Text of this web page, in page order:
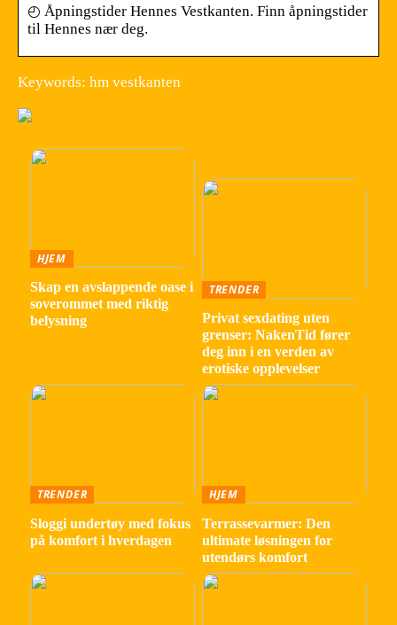
◴ Åpningstider Hennes Vestkanten. Finn åpningstider
til Hennes nær deg.
Keywords: hm vestkanten
HJEM
Skap en avslappende oase i
soverommet med riktig
belysning
TRENDER
Privat sexdating uten
grenser: NakenTid fører
deg inn i en verden av
erotiske opplevelser
TRENDER
Sloggi undertøy med fokus
på komfort i hverdagen
HJEM
Terrassevarmer: Den
ultimate løsningen for
utendørs komfort